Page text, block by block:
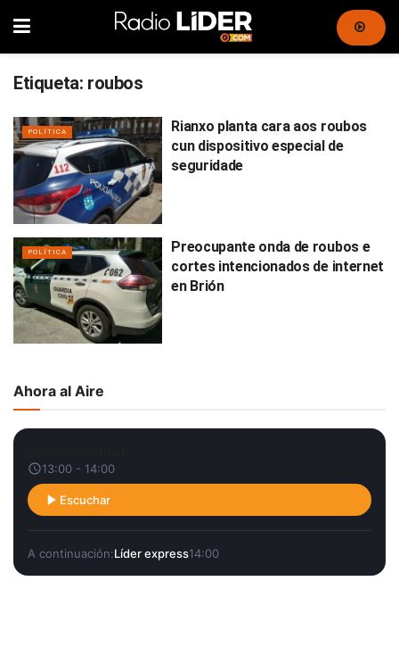
Etiqueta: roubos
POLÍTICA
Rianxo planta cara aos roubos
cun dispositivo especial de
seguridade
POLÍTICA
Preocupante onda de roubos e
cortes intencionados de internet
en Brión
Ahora al Aire
13:00 - 14:00
Escuchar
A continuación:Líder express14:00